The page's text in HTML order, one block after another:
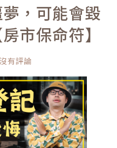
，可能會毀
市保命符】
有評論